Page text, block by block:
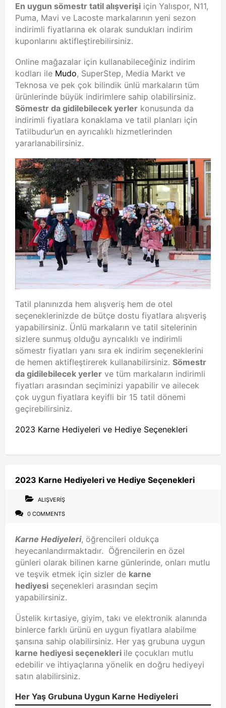
En uygun sömestr tatil alışverişi için Yalıspor, N11,
Puma, Mavi ve Lacoste markalarının yeni sezon
indirimli fiyatlarına ek olarak sundukları indirim
kuponlarını aktifleştirebilirsiniz.
Online mağazalar için kullanabileceğiniz indirim
kodları ile Mudo, SuperStep, Media Markt ve
Teknosa ve pek çok bilindik ünlü markaların tüm
ürünlerinde büyük indirimlere sahip olabilirsiniz.
Sömestr da gidilebilecek yerler konusunda da
indirimli fiyatlara konaklama ve tatil planları için
Tatilbudur’un en ayrıcalıklı hizmetlerinden
yararlanabilirsiniz.
Tatil planınızda hem alışveriş hem de otel
seçeneklerinizde de bütçe dostu fiyatlara alışveriş
yapabilirsiniz. Ünlü markaların ve tatil sitelerinin
sizlere sunmuş olduğu ayrıcalıklı ve indirimli
sömestr fiyatları yanı sıra ek indirim seçeneklerini
de hemen aktifleştirerek kullanabilirsiniz. Sömestr
da gidilebilecek yerler ve tüm markaların indirimli
fiyatları arasından seçiminizi yapabilir ve ailecek
çok uygun fiyatlara keyifli bir 15 tatil dönemi
geçirebilirsiniz.
2023 Karne Hediyeleri ve Hediye Seçenekleri
2023 Karne Hediyeleri ve Hediye Seçenekleri
ALIŞVERIŞ
0 COMMENTS
Karne Hediyeleri, öğrencileri oldukça
heyecanlandırmaktadır. Öğrencilerin en özel
günleri olarak bilinen karne günlerinde, onları mutlu
ve teşvik etmek için sizler de karne
hediyesi seçenekleri arasından seçim
yapabilirsiniz.
Üstelik kırtasiye, giyim, takı ve elektronik alanında
binlerce farklı ürünü en uygun fiyatlara alabilme
şansına sahip olabilirsiniz. Her yaş grubuna uygun
karne hediyesi seçenekleri ile çocukları mutlu
edebilir ve ihtiyaçlarına yönelik en doğru hediyeyi
satın alabilirsiniz.
Her Yaş Grubuna Uygun Karne Hediyeleri